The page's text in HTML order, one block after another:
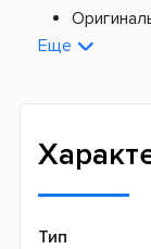
Платная
Новая
Еще
Тип